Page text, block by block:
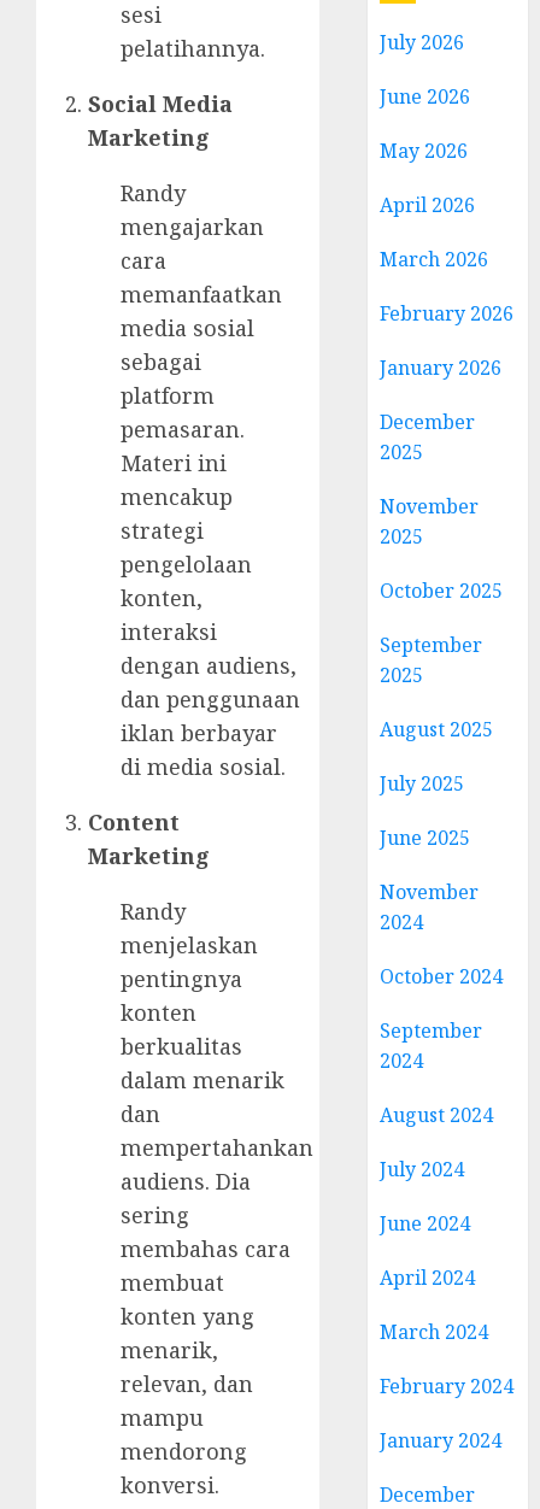
sesi
pelatihannya.
Social Media
Marketing
Randy
mengajarkan
cara
memanfaatkan
media sosial
sebagai
platform
pemasaran.
Materi ini
mencakup
strategi
pengelolaan
konten,
interaksi
dengan audiens,
dan penggunaan
iklan berbayar
di media sosial.
Content
Marketing
Randy
menjelaskan
pentingnya
konten
berkualitas
dalam menarik
dan
mempertahankan
audiens. Dia
sering
membahas cara
membuat
konten yang
menarik,
relevan, dan
mampu
mendorong
konversi.
July 2026
June 2026
May 2026
April 2026
March 2026
February 2026
January 2026
December
2025
November
2025
October 2025
September
2025
August 2025
July 2025
June 2025
November
2024
October 2024
September
2024
August 2024
July 2024
June 2024
April 2024
March 2024
February 2024
January 2024
December